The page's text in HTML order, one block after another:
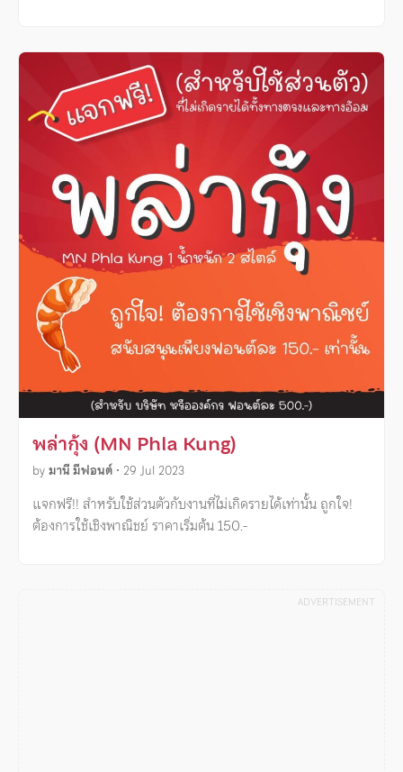
พล่ากุ้ง (MN Phla Kung)
byมานี มีฟอนต์ • 29 Jul 2023
แจกฟรี!! สำหรับใช้ส่วนตัวกับงานที่ไม่เกิดรายได้เท่านั้น ถูกใจ!
ต้องการใช้เชิงพาณิชย์ ราคาเริ่มต้น 150.-